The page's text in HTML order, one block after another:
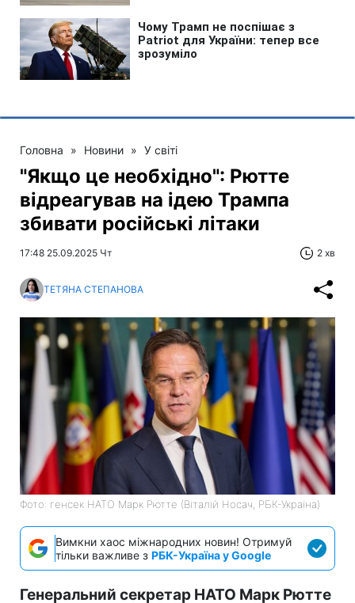
Головна » Новини » У світі
"Якщо це необхідно": Рютте
відреагував на ідею Трампа
збивати російські літаки
17:48 25.09.2025 Чт 2 хв
ТЕТЯНА СТЕПАНОВА
Фото: генсек НАТО Марк Рютте (Віталій Носач, РБК-Україна)
Вимкни хаос міжнародних новин! Отримуй
тільки важливе з РБК-Україна у Google
Генеральний секретар НАТО Марк Рютте